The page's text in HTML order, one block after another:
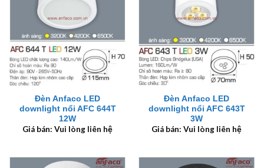
Đèn Anfaco LED
downlight nổi AFC 644T
12W
Giá bán: Vui lòng liên hệ
Đèn Anfaco LED
downlight nổi AFC 643T
3W
Giá bán: Vui lòng liên hệ